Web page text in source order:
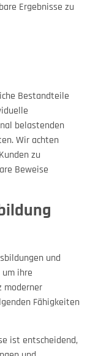
Ergebnisse zu
Bestandteile
belastenden
Wir achten
zu
Beweise
und
ihre
moderner
Fähigkeiten
ist entscheidend,